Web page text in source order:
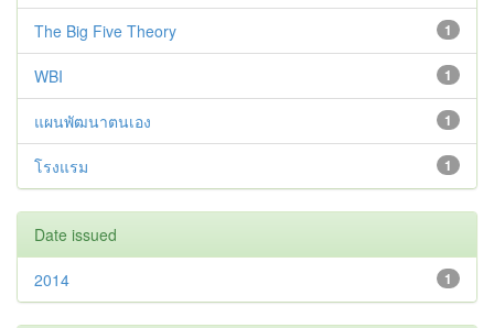
1
The Big Five Theory
1
WBI
1
แผนพัฒนาตนเอง
1
โรงแรม
Date issued
1
2014